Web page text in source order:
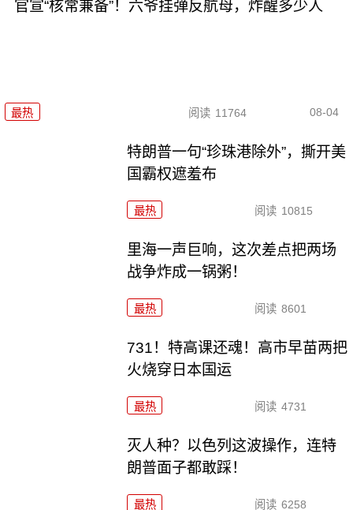
官宣“核常兼备”！六爷挂弹反航母，炸醒多少人
最热 阅读 11764 08-04
特朗普一句“珍珠港除外”，撕开美
国霸权遮羞布
最热 阅读 10815
里海一声巨响，这次差点把两场
战争炸成一锅粥！
最热 阅读 8601
731！特高课还魂！高市早苗两把
火烧穿日本国运
最热 阅读 4731
灭人种？以色列这波操作，连特
朗普面子都敢踩！
最热 阅读 6258